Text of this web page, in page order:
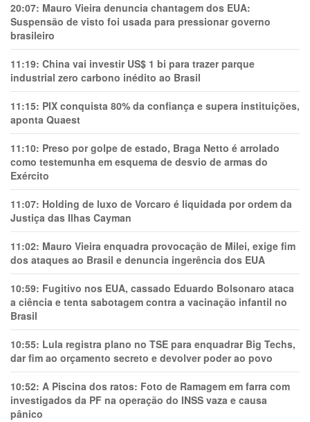
20:07: Mauro Vieira denuncia chantagem dos EUA:
Suspensão de visto foi usada para pressionar governo
brasileiro
11:19: China vai investir US$ 1 bi para trazer parque
industrial zero carbono inédito ao Brasil
11:15: PIX conquista 80% da confiança e supera instituições,
aponta Quaest
11:10: Preso por golpe de estado, Braga Netto é arrolado
como testemunha em esquema de desvio de armas do
Exército
11:07: Holding de luxo de Vorcaro é liquidada por ordem da
Justiça das Ilhas Cayman
11:02: Mauro Vieira enquadra provocação de Milei, exige fim
dos ataques ao Brasil e denuncia ingerência dos EUA
10:59: Fugitivo nos EUA, cassado Eduardo Bolsonaro ataca
a ciência e tenta sabotagem contra a vacinação infantil no
Brasil
10:55: Lula registra plano no TSE para enquadrar Big Techs,
dar fim ao orçamento secreto e devolver poder ao povo
10:52: A Piscina dos ratos: Foto de Ramagem em farra com
investigados da PF na operação do INSS vaza e causa
pânico